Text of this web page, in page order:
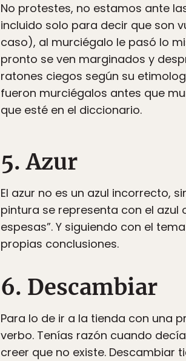
No protestes, no estamos ante
incluido solo para decir que son
caso), al murciégalo le pasó lo
pronto se ven marginados y
ratones ciegos según su
fueron murciégalos antes que
que esté en el diccionario.
5. Azur
El azur no es un azul incorrecto,
pintura se representa con el
espesas”. Y siguiendo con el
propias conclusiones.
6. Descambiar
Para lo de ir a la tienda con una
verbo. Tenías razón cuando
creer que no existe. Descambiar